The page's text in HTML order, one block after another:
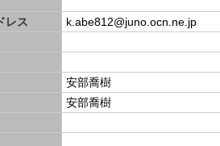
レス
k.abe812@juno.ocn.ne.jp
安部喬樹
安部喬樹